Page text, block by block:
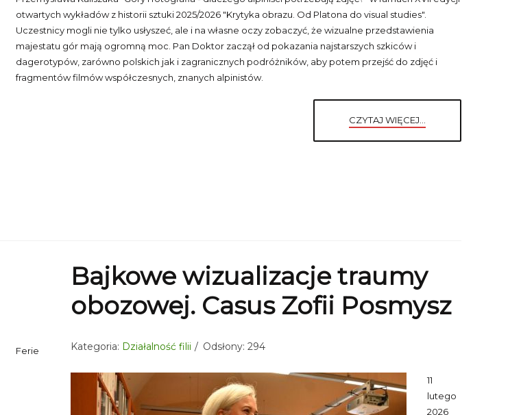
otwartych wykładów z historii sztuki 2025/2026 "Krytyka obrazu. Od Platona do visual studies".
Uczestnicy mogli nie tylko usłyszeć, ale i na własne oczy zobaczyć, że wizualne przedstawienia
majestatu gór mają ogromną moc. Pan Doktor zaczął od pokazania najstarszych szkiców i
dagerotypów, zarówno polskich jak i zagranicznych podróżników, aby potem przejść do zdjęć i
fragmentów filmów współczesnych, znanych alpinistów.
CZYTAJ WIĘCEJ...
Ferie
Bajkowe wizualizacje traumy
obozowej. Casus Zofii Posmysz
Kategoria: Działalność filii Odsłony: 294
11
lutego
2026